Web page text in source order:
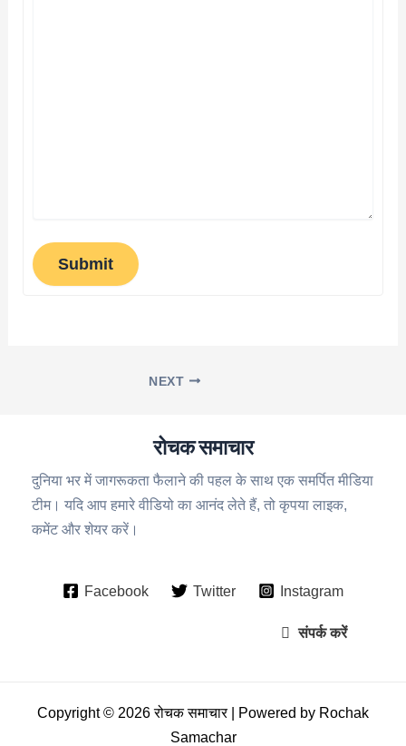
Submit
NEXT
रोचक समाचार
दुनिया भर में जागरूकता फैलाने की पहल के साथ एक समर्पित मीडिया
टीम। यदि आप हमारे वीडियो का आनंद लेते हैं, तो कृपया लाइक,
कमेंट और शेयर करें।
Facebook Twitter Instagram
संपर्क करें
Copyright © 2026 रोचक समाचार | Powered by Rochak
Samachar